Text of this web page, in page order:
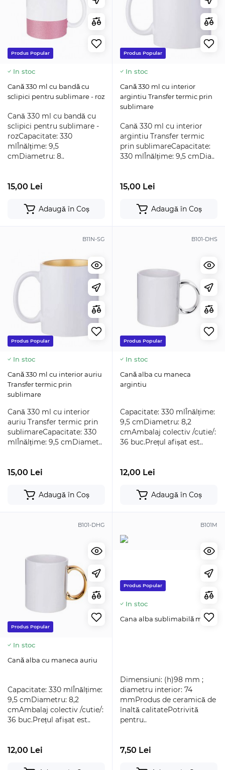
Produs Popular
In stoc
Cană 330 ml cu bandă cu
sclipici pentru sublimare - roz
Cană 330 ml cu bandă cu
sclipici pentru sublimare -
rozCapacitate: 330
mlÎnălțime: 9,5
cmDiametru: 8..
15,00 Lei
Adaugă în Coș
Produs Popular
In stoc
Cană 330 ml cu interior
argintiu Transfer termic prin
sublimare
Cană 330 ml cu interior
argintiu Transfer termic
prin sublimareCapacitate:
330 mlÎnălțime: 9,5 cmDia..
15,00 Lei
Adaugă în Coș
B11N-SG
Produs Popular
In stoc
Cană 330 ml cu interior auriu
Transfer termic prin
sublimare
Cană 330 ml cu interior
auriu Transfer termic prin
sublimareCapacitate: 330
mlÎnălțime: 9,5 cmDiamet..
15,00 Lei
Adaugă în Coș
B101-DHS
Produs Popular
In stoc
Cană alba cu maneca
argintiu
Capacitate: 330 mlÎnălțime:
9,5 cmDiametru: 8,2
cmAmbalaj colectiv /cutie/:
36 buc.Prețul afișat est..
12,00 Lei
Adaugă în Coș
B101-DHG
Produs Popular
In stoc
Cană alba cu maneca auriu
Capacitate: 330 mlÎnălțime:
9,5 cmDiametru: 8,2
cmAmbalaj colectiv /cutie/:
36 buc.Prețul afișat est..
12,00 Lei
B101M
Produs Popular
In stoc
Cana alba sublimabilă mata
Dimensiuni: (h)98 mm ;
diametru interior: 74
mmProdus de ceramică de
înaltă calitatePotrivită
pentru..
7,50 Lei